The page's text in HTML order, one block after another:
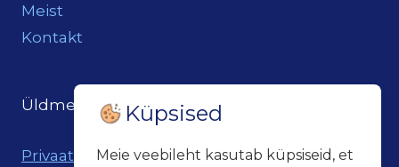
Meist
Kontakt
Üldmeil: loits@loitsukeller.ee
Privaatsuspoliitika
Küpsised
Meie veebileht kasutab küpsiseid, et